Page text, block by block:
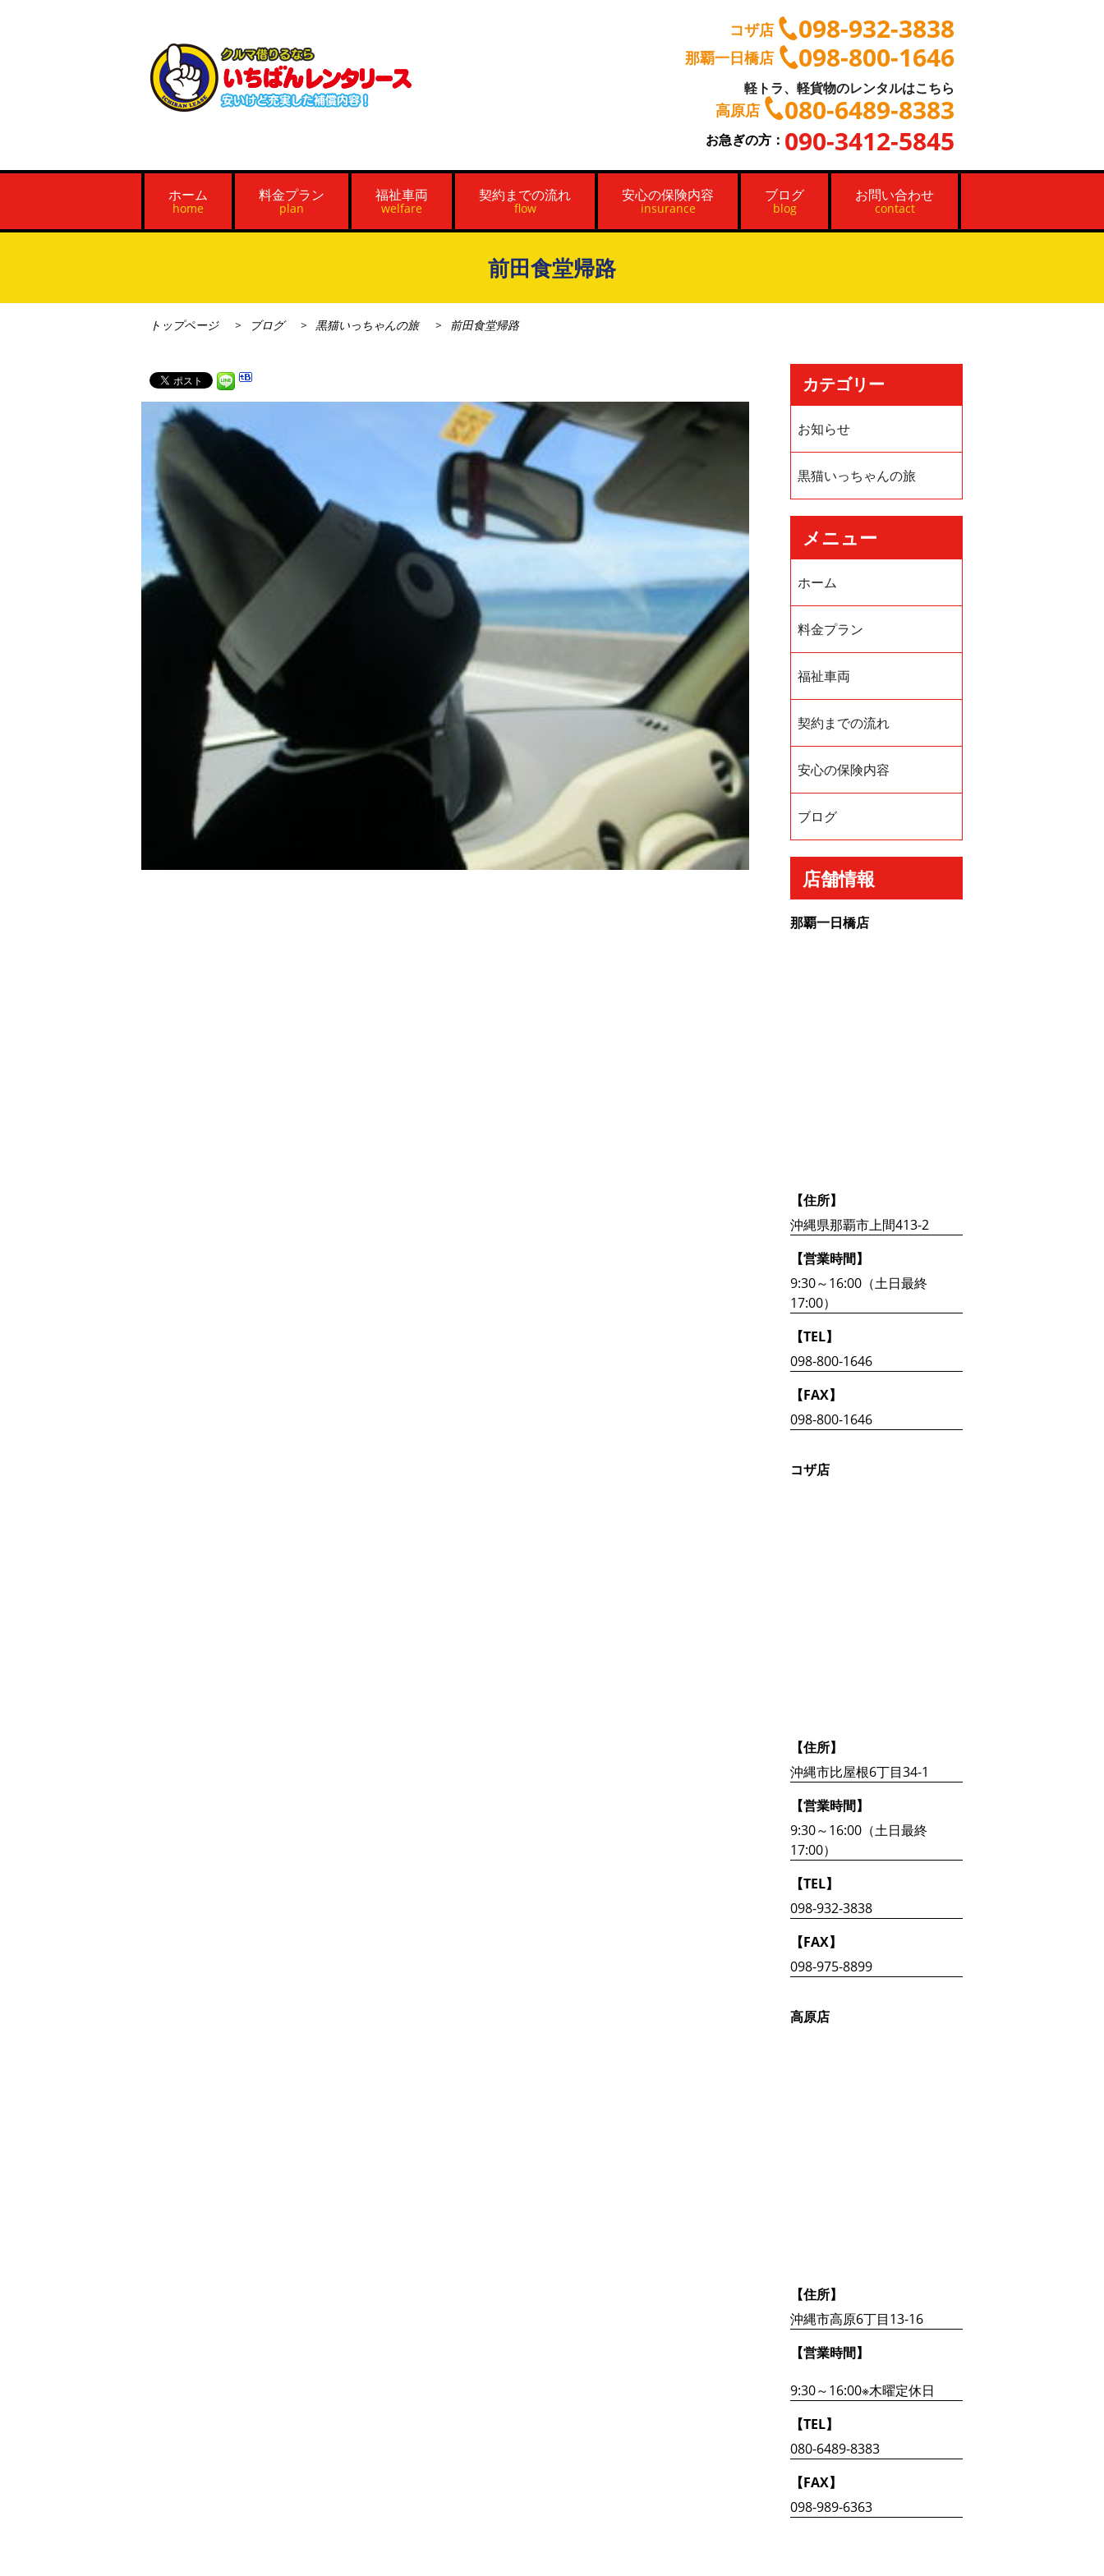
コザ店 098-932-3838
那覇一日橋店 098-800-1646
軽トラ、軽貨物のレンタルはこちら
高原店 080-6489-8383
お急ぎの方： 090-3412-5845
ホーム
home
料金プラン
plan
福祉車両
welfare
契約までの流れ
flow
安心の保険内容
insurance
ブログ
blog
お問い合わせ
contact
前田食堂帰路
トップページ ブログ 黒猫いっちゃんの旅 前田食堂帰路
カテゴリー
お知らせ
黒猫いっちゃんの旅
メニュー
ホーム
料金プラン
福祉車両
契約までの流れ
安心の保険内容
ブログ
店舗情報
那覇一日橋店
【住所】
沖縄県那覇市上間413-2
【営業時間】
9:30～16:00（土日最終
17:00）
【TEL】
098-800-1646
【FAX】
098-800-1646
コザ店
【住所】
沖縄市比屋根6丁目34-1
【営業時間】
9:30～16:00（土日最終
17:00）
【TEL】
098-932-3838
【FAX】
098-975-8899
高原店
【住所】
沖縄市高原6丁目13-16
【営業時間】
9:30～16:00※木曜定休日
【TEL】
080-6489-8383
【FAX】
098-989-6363